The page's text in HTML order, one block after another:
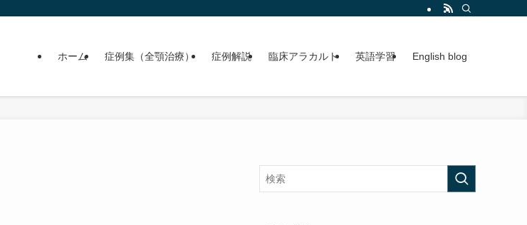
ホーム 症例集（全顎治療） 症例解説 臨床アラカルト 英語学習 English blog